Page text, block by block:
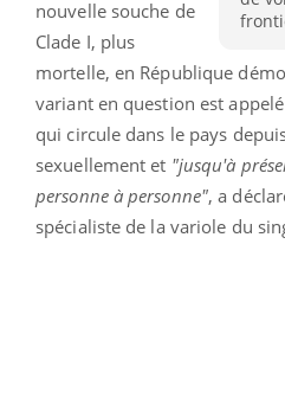
nouvelle souche de
Clade I, plus
mortelle, en République
variant en question est
qui circule dans le pays
sexuellement et "jusqu'à
personne à personne", a
spécialiste de la variole du